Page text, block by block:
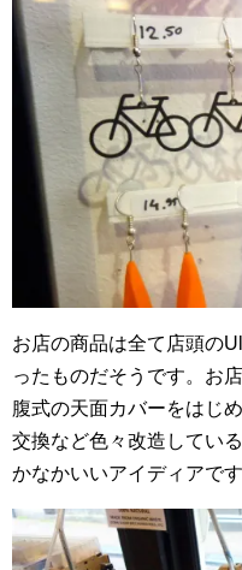
お店の商品は全て店頭の
ったものだそうです。お
腹式の天面カバーをはじ
交換など色々改造してい
かなかいいアイディアです